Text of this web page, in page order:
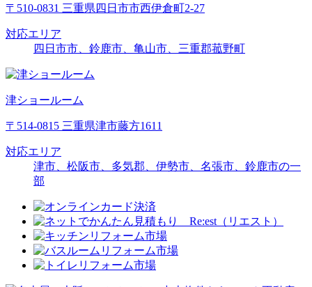
〒510-0831 三重県四日市市西伊倉町2-27
対応エリア
四日市市、鈴鹿市、亀山市、三重郡菰野町
津ショールーム
〒514-0815 三重県津市藤方1611
対応エリア
津市、松阪市、多気郡、伊勢市、名張市、鈴鹿市の一
部